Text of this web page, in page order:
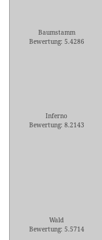
Baumstamm
Bewertung: 5.4286
Inferno
Bewertung: 8.2143
Wald
Bewertung: 5.5714